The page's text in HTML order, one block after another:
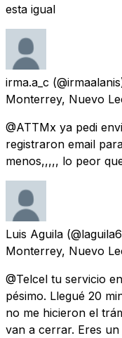
esta igual
irma.a_c
Monterrey, Nuevo
@ATTMx ya pedi
registraron email
menos,,,,, lo peor
Luis Aguila
Monterrey, Nuevo
@Telcel tu servicio
pésimo. Llegué 20
no me hicieron el
van a cerrar. Eres